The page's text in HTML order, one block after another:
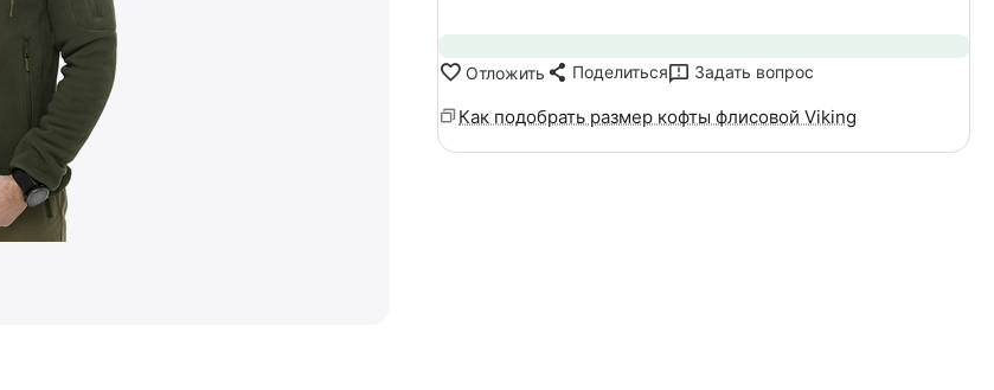
Отложить Поделиться Задать вопрос
Как подобрать размер кофты флисовой Viking